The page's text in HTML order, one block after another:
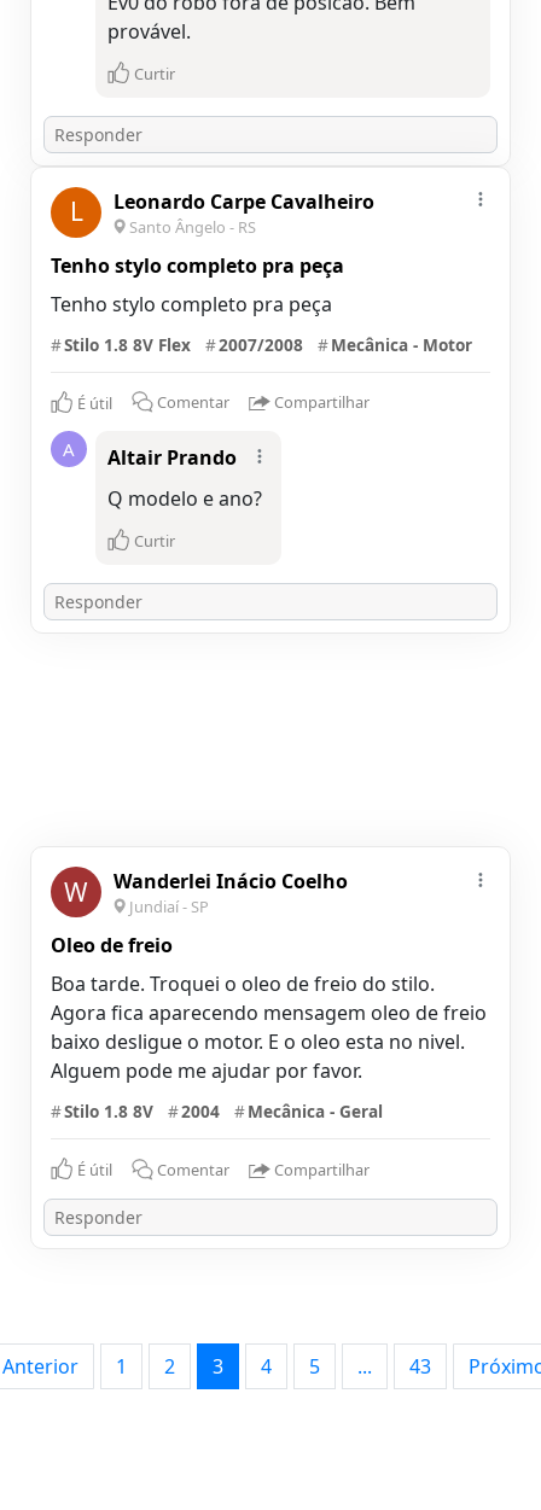
provável.
Curtir
L Leonardo Carpe Cavalheiro
Santo Ângelo - RS
Tenho stylo completo pra peça
Tenho stylo completo pra peça
#Stilo 1.8 8V Flex #2007/2008 #Mecânica - Motor
É útil Comentar Compartilhar
A
Altair Prando
Q modelo e ano?
Curtir
W Wanderlei Inácio Coelho
Jundiaí - SP
Oleo de freio
Boa tarde. Troquei o oleo de freio do stilo.
Agora fica aparecendo mensagem oleo de freio
baixo desligue o motor. E o oleo esta no nivel.
Alguem pode me ajudar por favor.
#Stilo 1.8 8V #2004 #Mecânica - Geral
É útil Comentar Compartilhar
Anterior 1 2 3 4 5 ... 43